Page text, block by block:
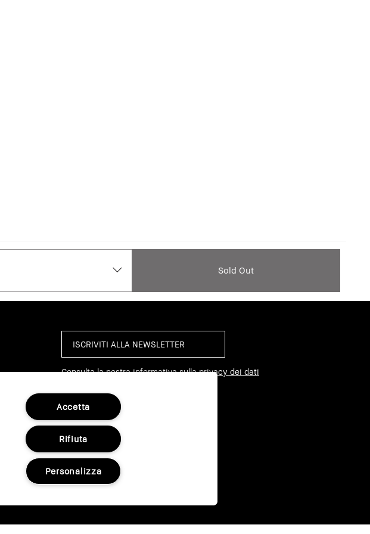
Sold Out
Consulta la nostra informativa sulla privacy dei dati
SEGUICI SU
Accetta
Rifiuta
Personalizza